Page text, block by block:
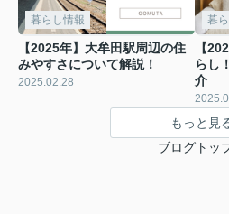
暮らし情報
【2025年】大牟田駅周辺の住
みやすさについて解説！
2025.02.28
暮
【
らし
介
もっと見
ブログトッ